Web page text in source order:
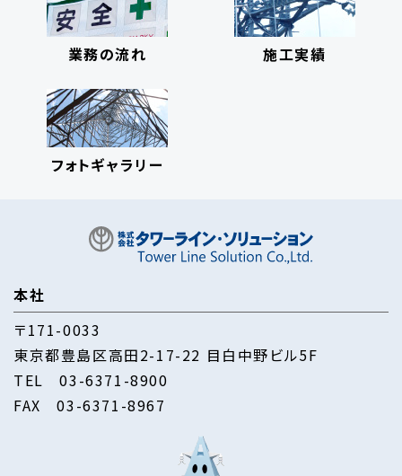
業務の流れ 施工実績
フォトギャラリー
本社
〒171-0033
東京都豊島区高田2-17-22 目白中野ビル5F
TEL03-6371-8900
FAX 03-6371-8967